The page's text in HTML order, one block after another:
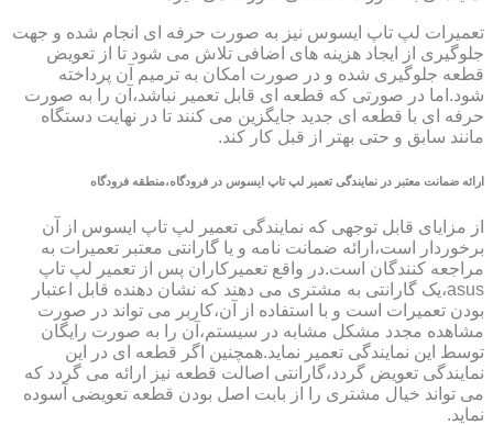
تعمیرات لپ تاپ ایسوس نیز به صورت حرفه ای انجام شده و جهت
جلوگیری از ایجاد هزینه های اضافی تلاش می شود تا از تعویض
قطعه جلوگیری شده و در صورت امکان به ترمیم آن پرداخته
شود.اما در صورتی که قطعه ای قابل تعمیر نباشد،آن را به صورت
حرفه ای با قطعه ای جدید جایگزین می کنند تا در نهایت دستگاه
مانند سابق و حتی بهتر از قبل کار کند.
ارائه ضمانت معتبر در نمایندگی تعمیر لپ تاپ ایسوس در فرودگاه،منطقه فرودگاه
از مزایای قابل توجهی که نمایندگی تعمیر لپ تاپ ایسوس از آن
برخوردار است،ارائه ضمانت نامه و یا گارانتی معتبر تعمیرات به
مراجعه کنندگان است.در واقع تعمیرکاران پس از تعمیر لپ تاپ
asus،یک گارانتی به مشتری می دهند که نشان دهنده قابل اعتبار
بودن تعمیرات است و با استفاده از آن،کاربر می تواند در صورت
مشاهده مجدد مشکل مشابه در سیستم،آن را به صورت رایگان
توسط این نمایندگی تعمیر نماید.همچنین اگر قطعه ای در این
نمایندگی تعویض گردد،گارانتی اصالت قطعه نیز ارائه می گردد که
می تواند خیال مشتری را از بابت اصل بودن قطعه تعویضی آسوده
نماید.